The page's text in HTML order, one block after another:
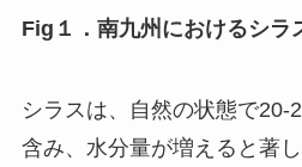
Fig １．南九州におけるシラ
シラスは、自然の状態で20-
含み、水分量が増えると著